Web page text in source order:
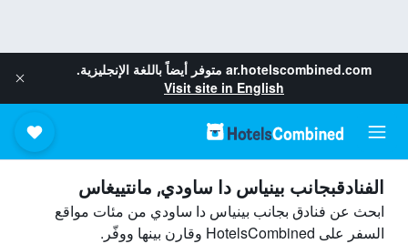
ar.hotelscombined.com متوفر أيضاً باللغة الإنجليزية.
Visit site in English
الفنادقبجانب بينياس دا ساودي, مانتييغاس
ابحث عن فنادق بجانب بينياس دا ساودي من مئات مواقع
السفر على HotelsCombined وقارن بينها ووفّر.